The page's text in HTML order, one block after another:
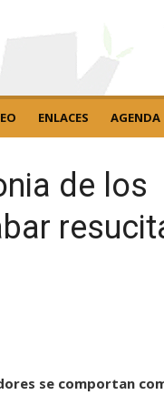
ENLACES AGENDA
de los
se comportan